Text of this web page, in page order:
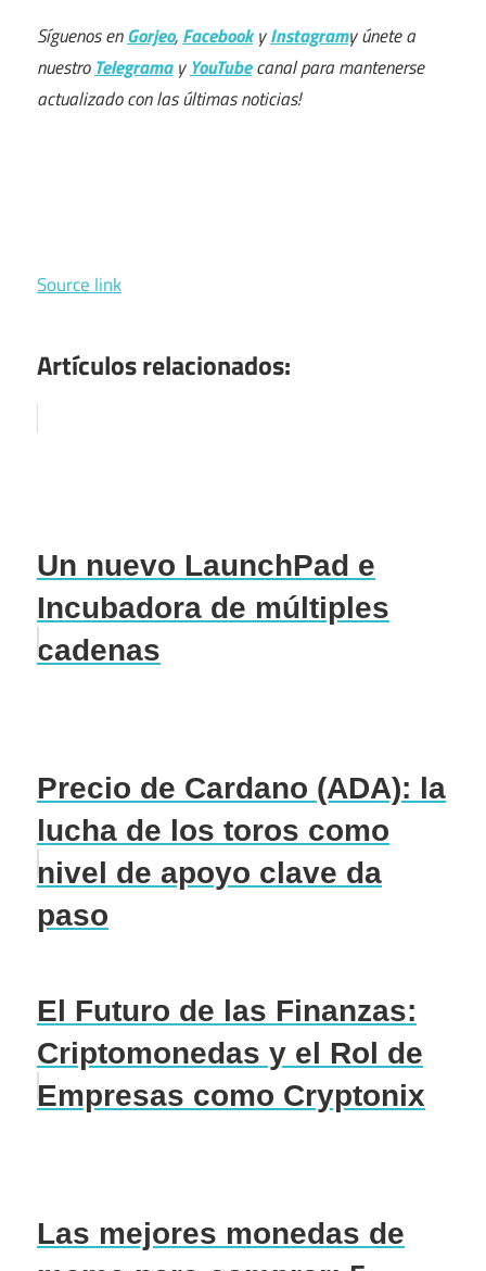
Síguenos enGorjeo,Facebook yInstagramy únete a
nuestroTelegramayYouTubecanal para mantenerse
actualizado con las últimas noticias!
Source link
Artículos relacionados:
Un nuevo LaunchPad e
Incubadora de múltiples
cadenas
Precio de Cardano (ADA): la
lucha de los toros como
nivel de apoyo clave da
paso
El Futuro de las Finanzas:
Criptomonedas y el Rol de
Empresas como Cryptonix
Las mejores monedas de